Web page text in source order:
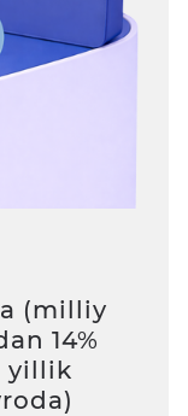
(milliy
14%
yillik